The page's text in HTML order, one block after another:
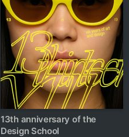
13th anniversary of the
Design School